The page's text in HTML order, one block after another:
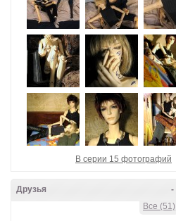
В серии 15 фотографий
-
Друзья
Все (51)